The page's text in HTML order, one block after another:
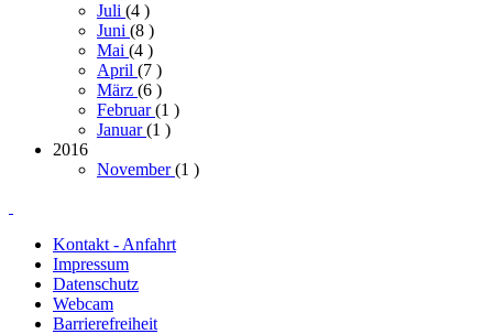
Juli (4 )
Juni (8 )
Mai (4 )
April (7 )
März (6 )
Februar(1 )
Januar(1 )
2016
November(1 )
Kontakt - Anfahrt
Impressum
Datenschutz
Webcam
Barrierefreiheit